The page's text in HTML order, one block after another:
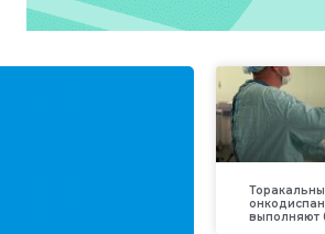
выполняют